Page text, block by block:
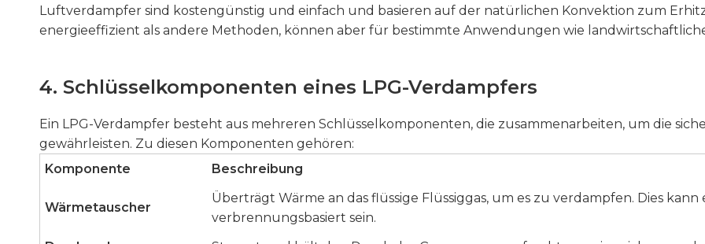
Luftverdampfer sind kostengünstig und einfach und basieren auf der natürlichen Konvektion zum
energieeffizient als andere Methoden, können aber für bestimmte Anwendungen wie
4. Schlüsselkomponenten eines LPG-Verdampfers
Ein LPG-Verdampfer besteht aus mehreren Schlüsselkomponenten, die zusammenarbeiten, um die
gewährleisten. Zu diesen Komponenten gehören:
Komponente
Beschreibung
Wärmetauscher
Überträgt Wärme an das flüssige Flüssiggas, um es zu verdampfen. Dies
verbrennungsbasiert sein.